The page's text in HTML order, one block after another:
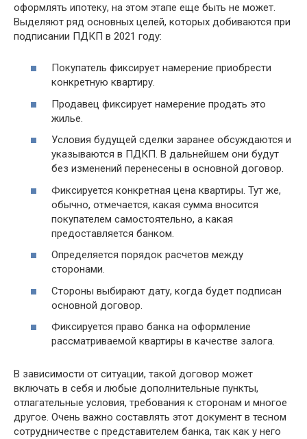
оформлять ипотеку, на этом этапе еще быть не может.
Выделяют ряд основных целей, которых добиваются при
подписании ПДКП в 2021 году:
Покупатель фиксирует намерение приобрести
конкретную квартиру.
Продавец фиксирует намерение продать это
жилье.
Условия будущей сделки заранее обсуждаются и
указываются в ПДКП. В дальнейшем они будут
без изменений перенесены в основной договор.
Фиксируется конкретная цена квартиры. Тут же,
обычно, отмечается, какая сумма вносится
покупателем самостоятельно, а какая
предоставляется банком.
Определяется порядок расчетов между
сторонами.
Стороны выбирают дату, когда будет подписан
основной договор.
Фиксируется право банка на оформление
рассматриваемой квартиры в качестве залога.
В зависимости от ситуации, такой договор может
включать в себя и любые дополнительные пункты,
отлагательные условия, требования к сторонам и многое
другое. Очень важно составлять этот документ в тесном
сотрудничестве с представителем банка, так как у него